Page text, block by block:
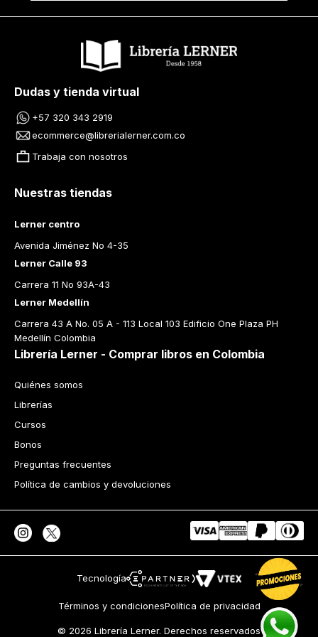
Dudas y tienda virtual
+57 320 343 2919
ecommerce@librerialerner.com.co
Trabaja con nosotros
Nuestras tiendas
Lerner centro
Avenida Jiménez No 4-35
Lerner Calle 93
Carrera 11 No 93A-43
Lerner Medellín
Carrera 43 A No. 05 A - 113 Local 103 Edificio One Plaza PH
Medellín Colombia
Librería Lerner - Comprar libros en Colombia
Quiénes somos
Librerías
Cursos
Bonos
Preguntas frecuentes
Política de cambios y devoluciones
Tecnología
Términos y condicionesPolítica de privacidad
© 2026 Librería Lerner. Derechos reservados